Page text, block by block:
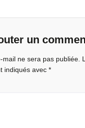
un
mail ne sera pas publiée.
indiqués avec *